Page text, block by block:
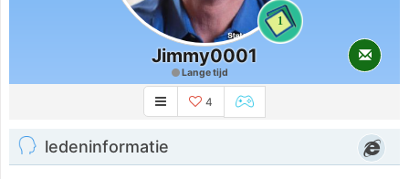
1
Jimmy0001
Lange tijd
4
ledeninformatie